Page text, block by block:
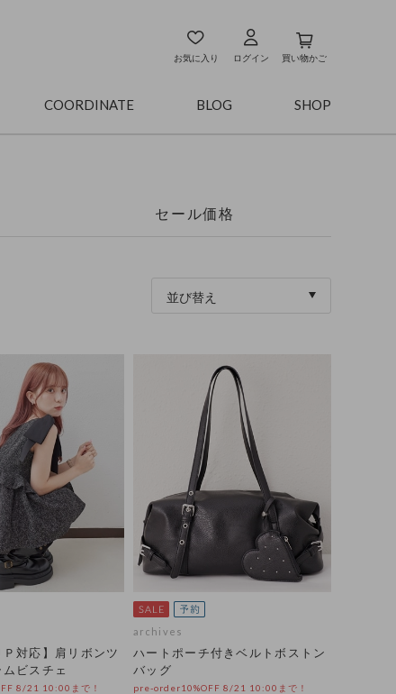
お気に入り ログイン 買い物かご
COORDINATE BLOG SHOP
セール価格
並び替え
対応】肩リボンツ
ビスチェ
8/21 10:00まで！
archives
ハートポーチ付きベルトボストン
バッグ
pre-order10%OFF 8/21 10:00まで！